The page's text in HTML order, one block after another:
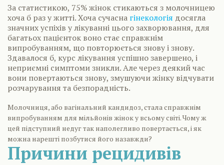
За статистикою, 75% жінок стикаються з молочницею
хоча б раз у житті. Хоча сучасна гінекологія досягла
значних успіхів у лікуванні цього захворювання, для
багатьох пацієнток воно стає справжнім
випробуванням, що повторюється знову і знову.
Здавалося б, курс лікування успішно завершено, і
неприємні симптоми зникли. Але через деякий час
вони повертаються знову, змушуючи жінку відчувати
розчарування та безпорадність.
Молочниця, або вагінальний кандидоз, стала справжнім
випробуванням для мільйонів жінок у всьому світі. Чому ж
цей підступний недуг так наполегливо повертається, і як
можна нарешті позбутися його назавжди?
Причини рецидивів